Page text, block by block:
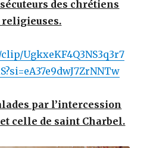
des chrétiens
UgkxeKF4Q3NS3q3r7
par l’intercession
celle de saint Charbel.